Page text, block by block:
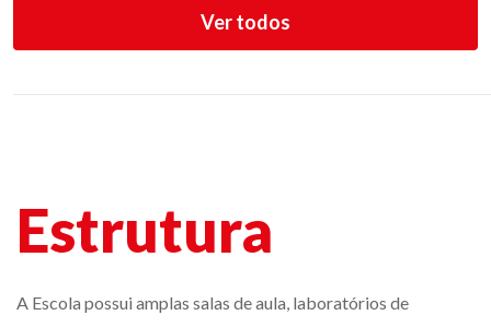
Ver todos
Estrutura
A Escola possui amplas salas de aula, laboratórios de